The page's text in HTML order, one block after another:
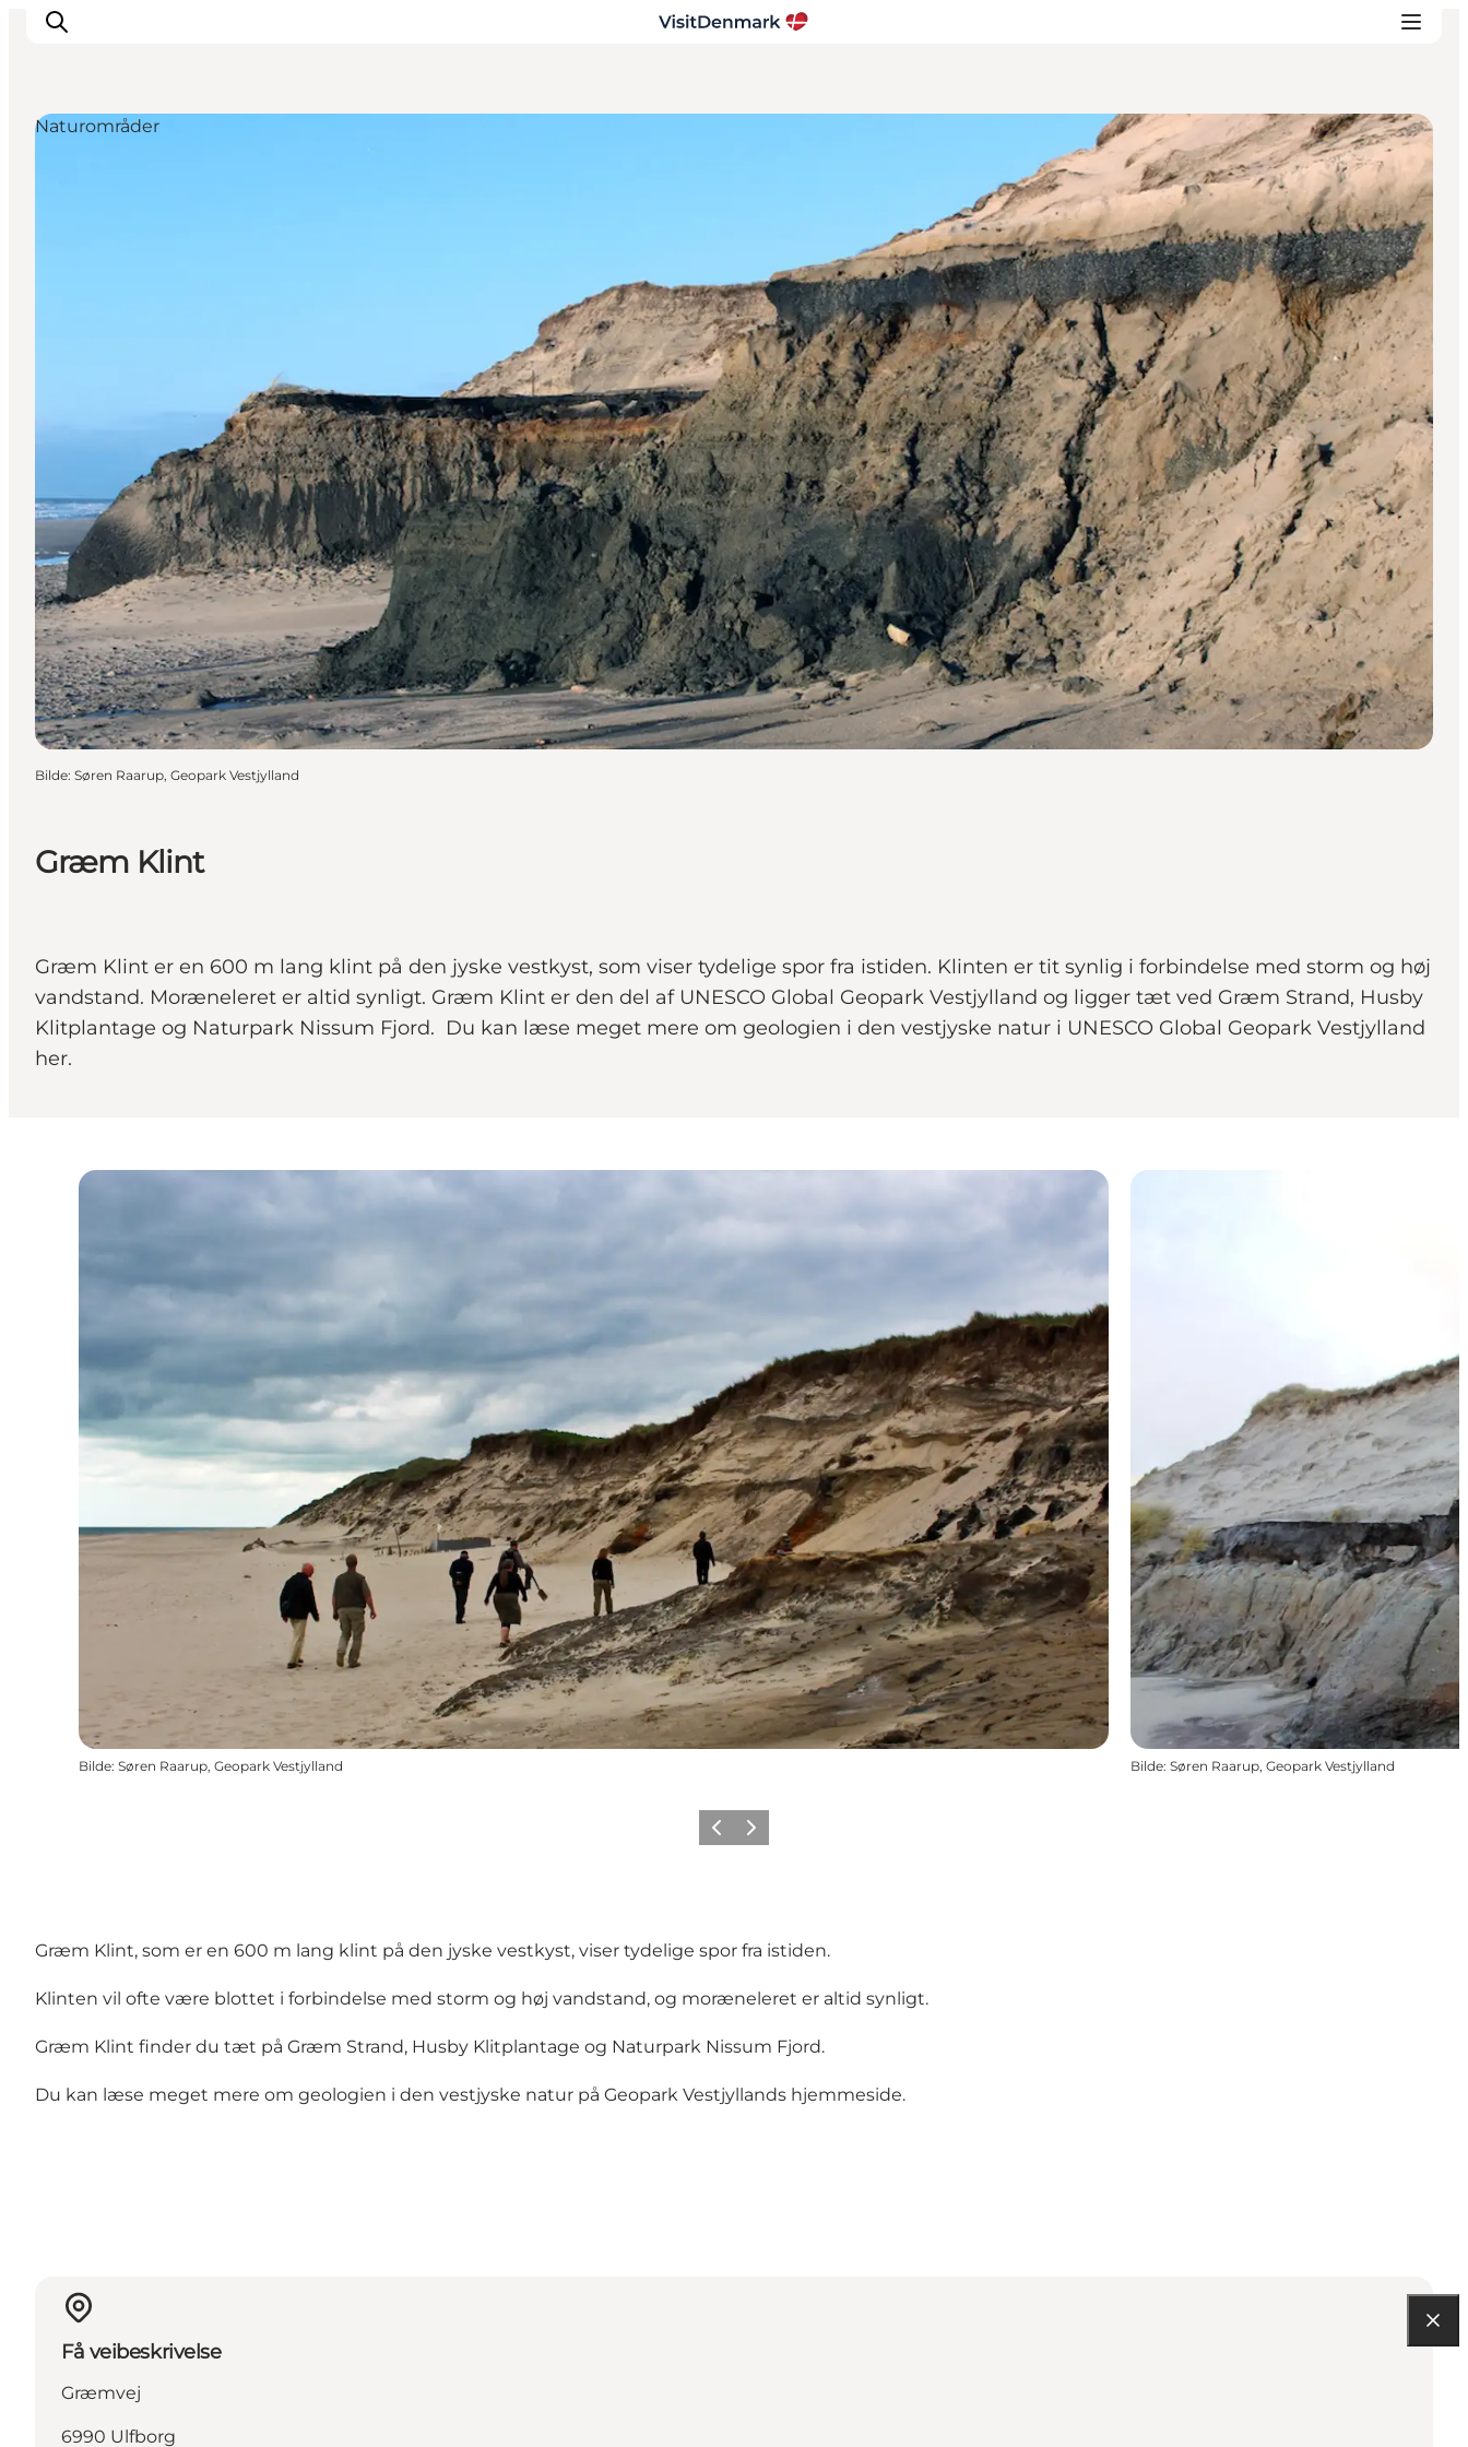
Græm Klint
Græm Klint er en 600 m lang klint på den jyske vestkyst, som viser tydelige spor fra istiden. Klinten er tit synlig i forbindelse med storm og høj
vandstand. Moræneleret er altid synligt. Græm Klint er den del af UNESCO Global Geopark Vestjylland og ligger tæt ved Græm Strand, Husby
Klitplantage og Naturpark Nissum Fjord. Du kan læse meget mere om geologien i den vestjyske natur i UNESCO Global Geopark Vestjylland
her.
Naturområder
Bilde: Søren Raarup, Geopark Vestjylland
Bilde: Søren Raarup, Geopark Vestjylland Bilde: Søren Raarup, Geopark Vestjylland
ForrigeNeste
Græm Klint, som er en 600 m lang klint på den jyske vestkyst, viser tydelige spor fra istiden.
Klinten vil ofte være blottet i forbindelse med storm og høj vandstand, og moræneleret er altid synligt.
Græm Klint finder du tæt på Græm Strand, Husby Klitplantage og Naturpark Nissum Fjord.
Du kan læse meget mere om geologien i den vestjyske natur på Geopark Vestjyllands hjemmeside.
Få veibeskrivelse
Græmvej
6990 Ulfborg